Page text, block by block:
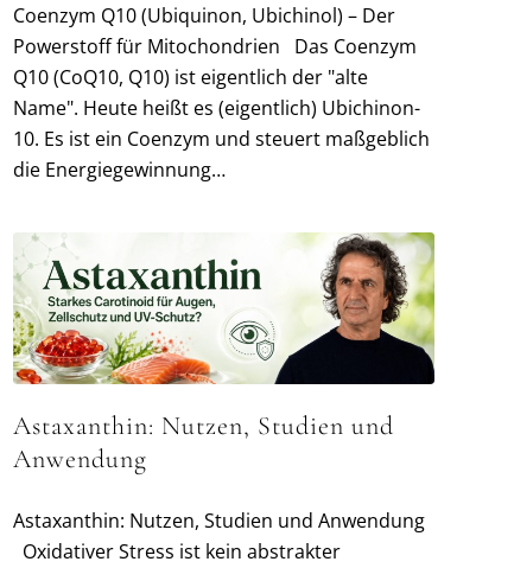
Coenzym Q10 (Ubiquinon, Ubichinol) – Der
Powerstoff für Mitochondrien Das Coenzym
Q10 (CoQ10, Q10) ist eigentlich der "alte
Name". Heute heißt es (eigentlich) Ubichinon-
10. Es ist ein Coenzym und steuert maßgeblich
die Energiegewinnung…
Astaxanthin: Nutzen, Studien und
Anwendung
Astaxanthin: Nutzen, Studien und Anwendung
Oxidativer Stress ist kein abstrakter